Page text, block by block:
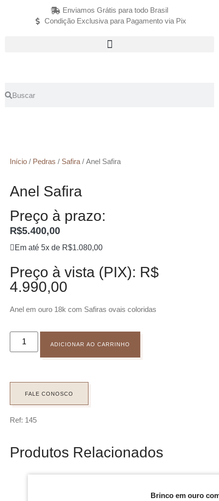
Enviamos Grátis para todo Brasil
Condição Exclusiva para Pagamento via Pix
Início / Pedras / Safira / Anel Safira
Anel Safira
Preço à prazo:
R$5.400,00
Em até 5x de R$1.080,00
Preço à vista (PIX): R$
4.990,00
Anel em ouro 18k com Safiras ovais coloridas
ADICIONAR AO CARRINHO
FALE CONOSCO
Ref: 145
Produtos Relacionados
Brinco em ouro